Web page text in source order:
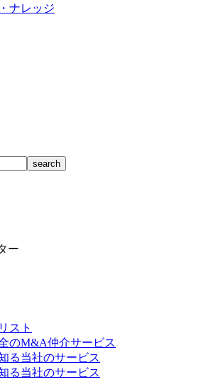
ナレッジ
ー
スト
のM&A仲介サービス
る当社のサービス
る当社のサービス